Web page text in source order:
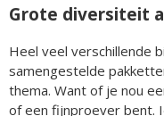
Grote diversiteit
Heel veel verschillende
samengestelde
thema. Want of je nou
of een fijnproever bent.